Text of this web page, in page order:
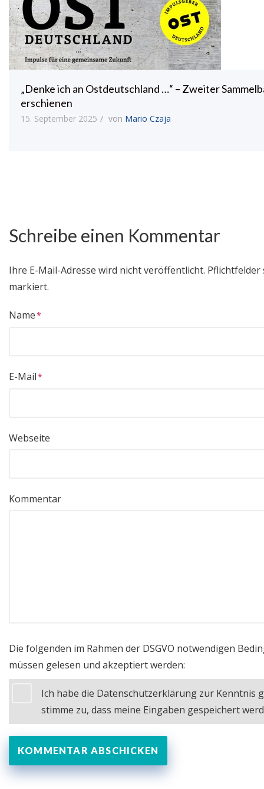
„Denke ich an Ostdeutschland …“ – Zweiter
erschienen
15. September 2025 von Mario Czaja
Schreibe einen Kommentar
Ihre E-Mail-Adresse wird nicht veröffentlicht. Pflichtfelder
markiert.
Name
E-Mail
Webseite
Kommentar
Die folgenden im Rahmen der DSGVO notwendigen
müssen gelesen und akzeptiert werden:
Ich habe die Datenschutzerklärung zur Kenntnis
stimme zu, dass meine Eingaben gespeichert